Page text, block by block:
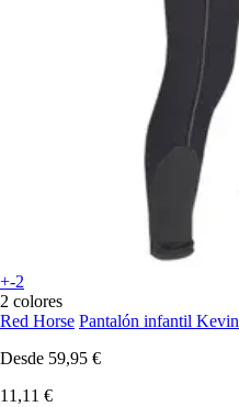
+-2
2 colores
Red Horse Pantalón infantil Kevin
Desde 59,95 €
11,11 €